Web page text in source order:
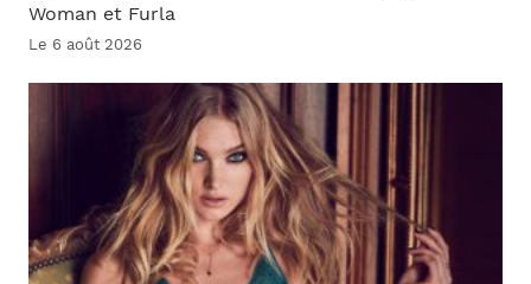
Woman et Furla
Le 6 août 2026